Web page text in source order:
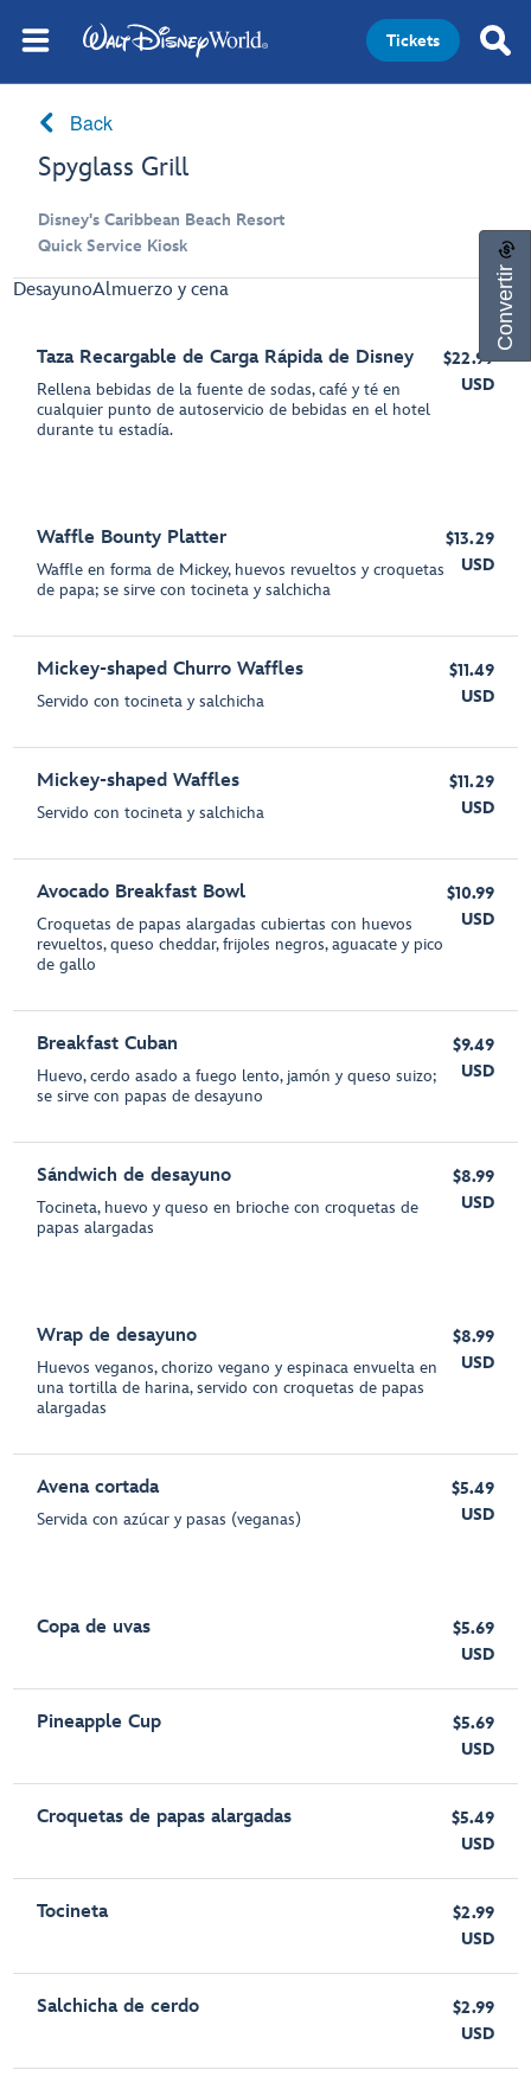
Tickets
Back
Spyglass Grill
Disney's Caribbean Beach Resort
Quick Service Kiosk
DesayunoAlmuerzo y cena
Taza Recargable de Carga Rápida de Disney
Rellena bebidas de la fuente de sodas, café y té en
cualquier punto de autoservicio de bebidas en el hotel
durante tu estadía.
$22.99
USD
Waffle Bounty Platter
Waffle en forma de Mickey, huevos revueltos y croquetas
de papa; se sirve con tocineta y salchicha
$13.29
USD
Mickey-shaped Churro Waffles
Servido con tocineta y salchicha
$11.49
USD
Mickey-shaped Waffles
Servido con tocineta y salchicha
$11.29
USD
Avocado Breakfast Bowl
Croquetas de papas alargadas cubiertas con huevos
revueltos, queso cheddar, frijoles negros, aguacate y pico
de gallo
$10.99
USD
Breakfast Cuban
Huevo, cerdo asado a fuego lento, jamón y queso suizo;
se sirve con papas de desayuno
$9.49
USD
Sándwich de desayuno
Tocineta, huevo y queso en brioche con croquetas de
papas alargadas
$8.99
USD
Wrap de desayuno
Huevos veganos, chorizo vegano y espinaca envuelta en
una tortilla de harina, servido con croquetas de papas
alargadas
$8.99
USD
Avena cortada
Servida con azúcar y pasas (veganas)
$5.49
USD
Copa de uvas
$5.69
USD
Pineapple Cup
$5.69
USD
Croquetas de papas alargadas
$5.49
USD
Tocineta
$2.99
USD
Salchicha de cerdo
$2.99
USD
Convertir